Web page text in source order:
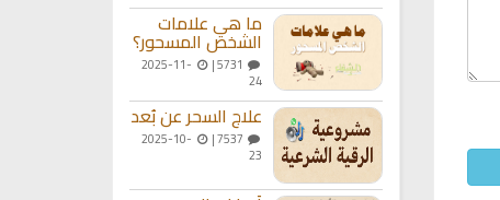
ما هي علامات
الشخص المسحور؟
2025-11-
24
علاج السحر عن بُعد
2025-10-
23